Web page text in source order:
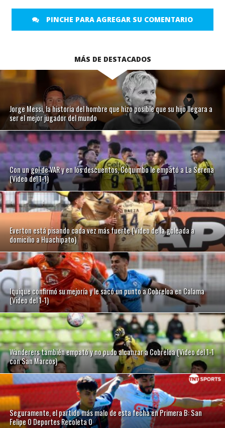
PINCHE PARA AGREGAR SU COMENTARIO
MÁS DE DESTACADOS
Jorge Messi, la historia del hombre que hizo posible que su hijo llegara a
ser el mejor jugador del mundo
Con un gol de VAR y en los descuentos, Coquimbo le empató a La Serena
(Video del 1-1)
Everton está pisando cada vez más fuerte (Video de la goleada a
domicilio a Huachipato)
Iquique confirmó su mejoría y le sacó un punto a Cobreloa en Calama
(Video del 1-1)
Wanderers también empató y no pudo alcanzar a Cobreloa (Video del 1-1
con San Marcos)
Seguramente, el partido más malo de esta fecha en Primera B: San
Felipe 0 Deportes Recoleta 0